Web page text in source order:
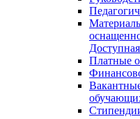
Платные